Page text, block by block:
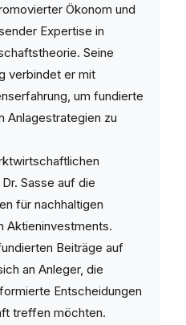
Ökonom und
Expertise in
Seine
verbindet er mit
um fundierte
Anlagestrategien zu
Sasse auf die
für nachhaltigen
Aktieninvestments.
Beiträge auf
an Anleger, die
Entscheidungen
treffen möchten.